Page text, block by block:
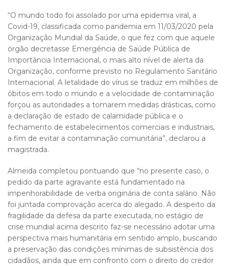
“O mundo todo foi assolado por uma epidemia viral, a
Covid-19, classificada como pandemia em 11/03/2020 pela
Organização Mundial da Saúde, o que fez com que aquele
órgão decretasse Emergência de Saúde Pública de
Importância Internacional, o mais alto nível de alerta da
Organização, conforme previsto no Regulamento Sanitário
Internacional. A letalidade do vírus se traduz em milhões de
óbitos em todo o mundo e a velocidade de contaminação
forçou as autoridades a tomarem medidas drásticas, como
a declaração de estado de calamidade pública e o
fechamento de estabelecimentos comerciais e industriais,
a fim de evitar a contaminação comunitária”, declarou a
magistrada.
Almeida completou pontuando que “no presente caso, o
pedido da parte agravante está fundamentado na
impenhorabilidade de verba originária de conta salário. Não
foi juntada comprovação acerca do alegado. A despeito da
fragilidade da defesa da parte executada, no estágio de
crise mundial acima descrito faz-se necessário adotar uma
perspectiva mais humanitária em sentido amplo, buscando
a preservação das condições mínimas de subsistência dos
cidadãos, ainda que em confronto com o direito do credor